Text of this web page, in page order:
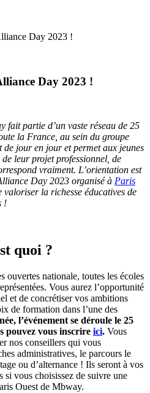
Day 2023 !
Day 2023 !
fait partie d’un vaste réseau de 25
la France, au sein du groupe
jour en jour et permet aux jeunes
leur projet professionnel, de
vraiment. L’orientation est
Day 2023 organisé à Paris
la richesse éducatives de
!
quoi ?
ouvertes nationale, toutes les écoles
Vous aurez l’opportunité
et de concrétiser vos ambitions
de formation dans l’une des
l’événement se déroule le 25
pouvez vous inscrire ici. Vous
nos conseillers qui vous
administratives, le parcours le
ou d’alternance ! Ils seront à vos
si vous choisissez de suivre une
Ouest de Mbway.